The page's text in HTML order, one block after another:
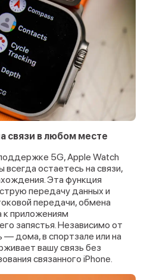
связи в любом месте
5G, Apple Watch
всегда остаетесь на связи,
Эта функция
передачу данных и
передачи, обмена
к приложениям
запястья. Независимо от
— дома, в спортзале или на
вашу связь без
связанного iPhone.